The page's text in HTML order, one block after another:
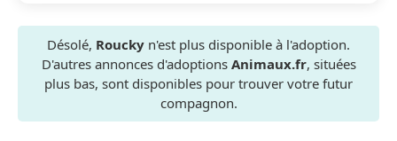
Désolé, Roucky n'est plus disponible à l'adoption.
D'autres annonces d'adoptions Animaux.fr, situées
plus bas, sont disponibles pour trouver votre futur
compagnon.